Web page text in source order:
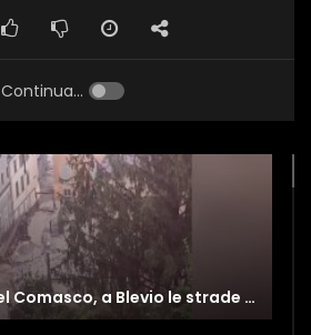
Continua...
Maltempo nel Comasco, a Blevio le strade sono fiumi di fango e detriti